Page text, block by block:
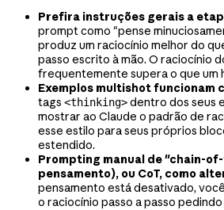
Prefira instruções gerais a
prompt como "pense
produz um raciocínio melhor do
passo escrito à mão. O raciocínio
frequentemente supera o que um
Exemplos multishot funcionam
tags <thinking>dentro dos seus
mostrar ao Claude o padrão de
esse estilo para seus próprios
estendido.
Prompting manual de "chain-
pensamento), ou CoT, como
pensamento está desativado,
o raciocínio passo a passo